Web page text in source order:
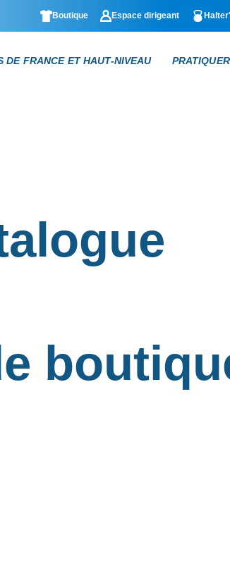
Boutique Espace dirigeant
DE FRANCE ET HAUT-NIVEAU PRATIQUER